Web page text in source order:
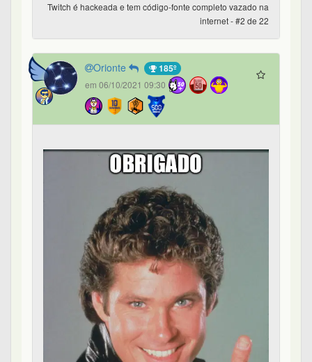
Twitch é hackeada e tem código-fonte completo vazado na
internet - #2 de 22
Orionte 185º
em 06/10/2021 09:30